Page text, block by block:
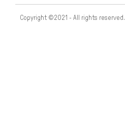
Copyright ©2021 - All rights reserved.